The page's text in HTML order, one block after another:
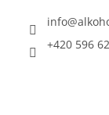
info@
+420 596